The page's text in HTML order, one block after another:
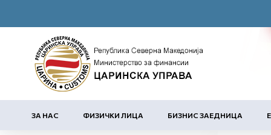
ЗА НАС ФИЗИЧКИ ЛИЦА БИЗНИС ЗАЕДНИЦА